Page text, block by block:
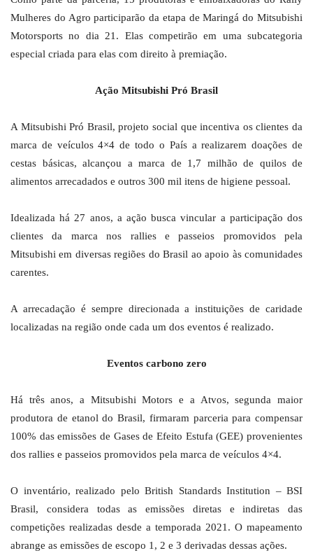
Mulheres do Agro participarão da etapa de Maringá do Mitsubishi
Motorsports no dia 21. Elas competirão em uma subcategoria
especial criada para elas com direito à premiação.
Ação Mitsubishi Pró Brasil
A Mitsubishi Pró Brasil, projeto social que incentiva os clientes da
marca de veículos 4×4 de todo o País a realizarem doações de
cestas básicas, alcançou a marca de 1,7 milhão de quilos de
alimentos arrecadados e outros 300 mil itens de higiene pessoal.
Idealizada há 27 anos, a ação busca vincular a participação dos
clientes da marca nos rallies e passeios promovidos pela
Mitsubishi em diversas regiões do Brasil ao apoio às comunidades
carentes.
A arrecadação é sempre direcionada a instituições de caridade
localizadas na região onde cada um dos eventos é realizado.
Eventos carbono zero
Há três anos, a Mitsubishi Motors e a Atvos, segunda maior
produtora de etanol do Brasil, firmaram parceria para compensar
100% das emissões de Gases de Efeito Estufa (GEE) provenientes
dos rallies e passeios promovidos pela marca de veículos 4×4.
O inventário, realizado pelo British Standards Institution – BSI
Brasil, considera todas as emissões diretas e indiretas das
competições realizadas desde a temporada 2021. O mapeamento
abrange as emissões de escopo 1, 2 e 3 derivadas dessas ações.